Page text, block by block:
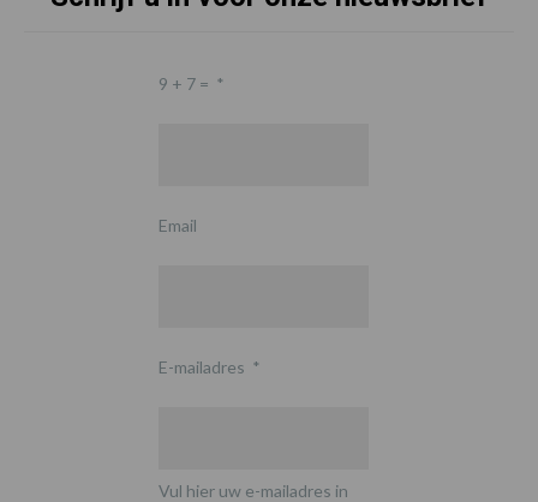
9 + 7 = *
Email
E-mailadres *
Vul hier uw e-mailadres in